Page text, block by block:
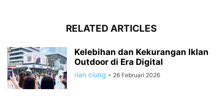
RELATED ARTICLES
Kelebihan dan Kekurangan Iklan
Outdoor di Era Digital
rian ciung - 26 Februari 2026